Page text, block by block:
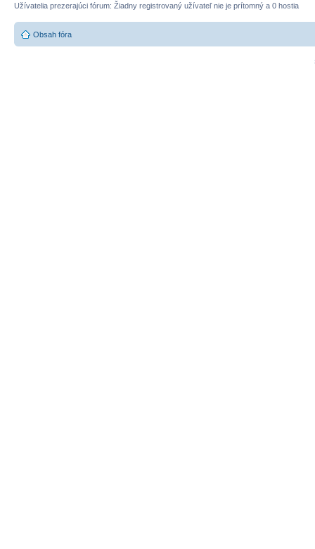
Užívatelia prezerajúci fórum: Žiadny registrovaný užívateľ nie je prítomný a 0 hostia
Obsah fóra